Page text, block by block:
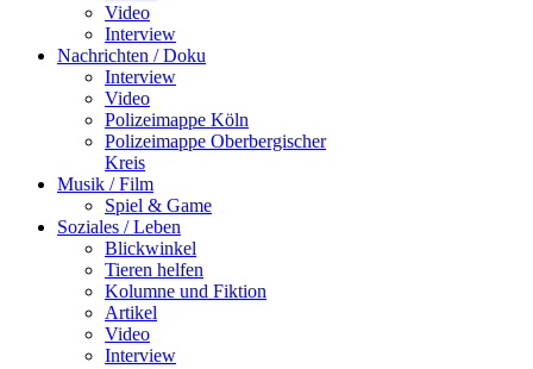
Video
Interview
Nachrichten / Doku
Interview
Video
Polizeimappe Köln
Polizeimappe Oberbergischer
Kreis
Musik / Film
Spiel & Game
Soziales / Leben
Blickwinkel
Tieren helfen
Kolumne und Fiktion
Artikel
Video
Interview